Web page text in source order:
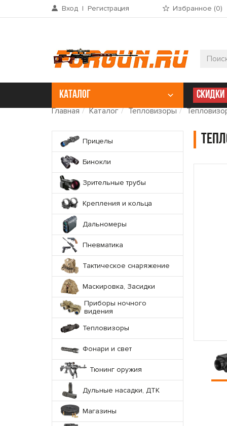
Вход | Регистрация Избранное (0)
КАТАЛОГ СКИДКИ
Главная Каталог Тепловизоры
Прицелы
Бинокли
Зрительные трубы
Крепления и кольца
Дальномеры
Пневматика
Тактическое снаряжение
Маскировка, Засидки
Приборы ночного
видения
Тепловизоры
Фонари и свет
Тюнинг оружия
Дульные насадки, ДТК
Магазины